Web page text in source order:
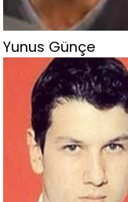
Yunus Günçe